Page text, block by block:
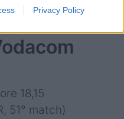
Privacy Policy
18,15
51° match)